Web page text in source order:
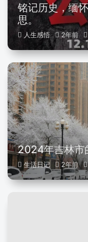
铭记历史，缅
思。
人生感悟 2年前
2024年吉林市
生活日记 2年前